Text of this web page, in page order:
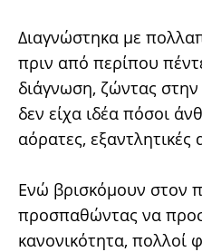
Διαγνώστηκα με
πριν από περίπου
διάγνωση, ζώντας
δεν είχα ιδέα πόσοι
αόρατες, εξαντλητικές
Ενώ βρισκόμουν στον
προσπαθώντας να
κανονικότητα, πολλοί